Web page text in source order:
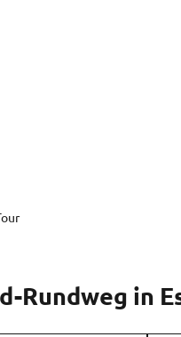
Rundweg in